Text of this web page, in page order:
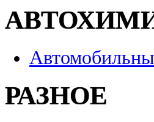
РАЗНОЕ